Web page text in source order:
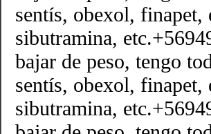
sentís, obexol, finapet,
sibutramina,
bajar de peso, tengo
sentís, obexol, finapet,
sibutramina,